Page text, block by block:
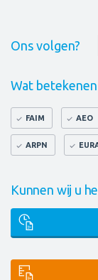
Ons volgen?
Wat
FAIM AEO
ARPN
Kunnen wij u